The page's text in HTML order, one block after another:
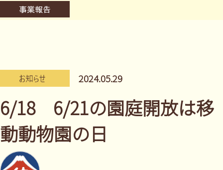
2024.05.29
6/18 6/21の園庭開放は移
動動物園の日